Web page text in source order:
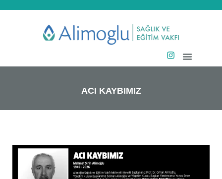
ACI KAYBIMIZ